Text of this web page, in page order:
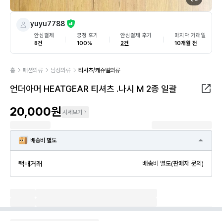
yuyu7788
안심결제
8건
긍정 후기
100%
안심결제 후기
2건
마지막 거래일
10개월 전
홈 패션의류 남성의류 티셔츠/캐쥬얼의류
언더아머 HEATGEAR 티셔츠 .나시 M 2종 일괄
20,000원 시세보기
배송비 별도
택배거래 배송비 별도(판매자 문의)